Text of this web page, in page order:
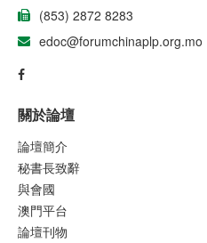
(853) 2872 8283
edoc@forumchinaplp.org.mo
關於論壇
論壇簡介
秘書長致辭
與會國
澳門平台
論壇刊物